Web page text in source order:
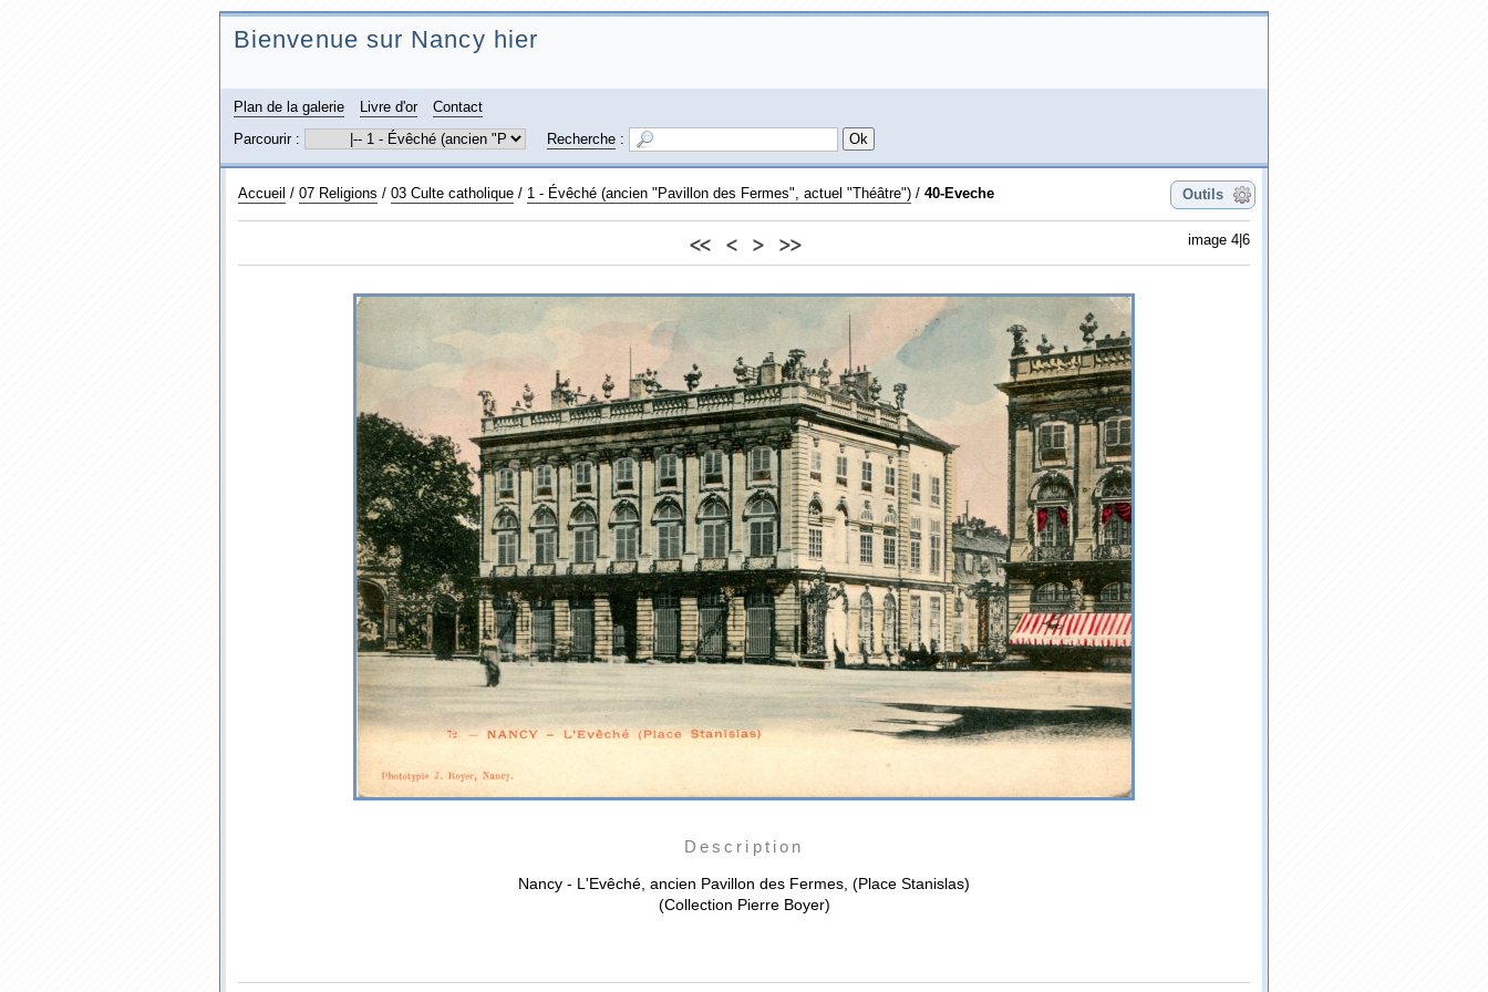
Bienvenue sur Nancy hier
Plan de la galerie Livre d'or
Contact
Parcourir :
Recherche :
Outils
Accueil / 07 Religions / 03 Culte catholique / 1 - Évêché (ancien "Pavillon des Fermes", actuel "Théâtre") / 40-Eveche
image 4|6
<< < > >>
Description
Nancy - L'Evêché, ancien Pavillon des Fermes, (Place Stanislas)
(Collection Pierre Boyer)